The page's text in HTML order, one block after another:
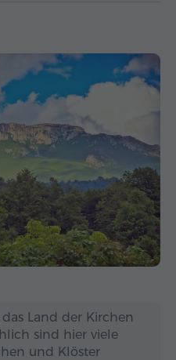
Land der Kirchen
sind hier viele
und Klöster